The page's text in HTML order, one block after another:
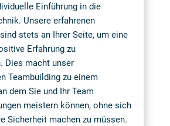
Einführung in die
Unsere erfahrenen
stets an Ihrer Seite, um eine
Erfahrung zu
Dies macht unser
Teambuilding zu einem
dem Sie und Ihr Team
meistern können, ohne sich
Sicherheit machen zu müssen.